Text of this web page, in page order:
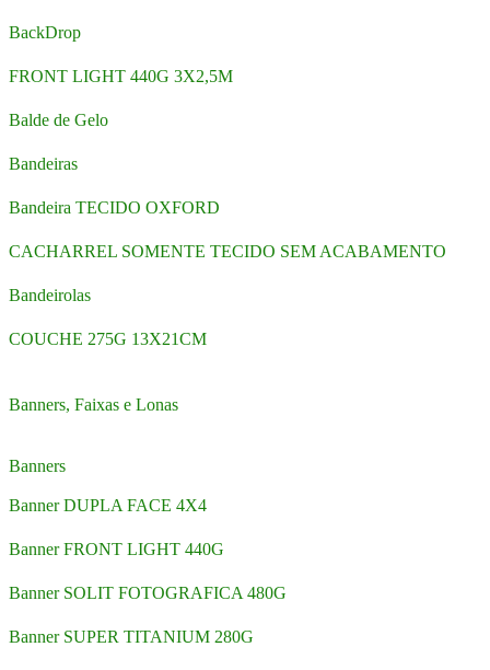
BackDrop
FRONT LIGHT 440G 3X2,5M
Balde de Gelo
Bandeiras
Bandeira TECIDO OXFORD
CACHARREL SOMENTE TECIDO SEM ACABAMENTO
Bandeirolas
COUCHE 275G 13X21CM
Banners, Faixas e Lonas
Banners
Banner DUPLA FACE 4X4
Banner FRONT LIGHT 440G
Banner SOLIT FOTOGRAFICA 480G
Banner SUPER TITANIUM 280G